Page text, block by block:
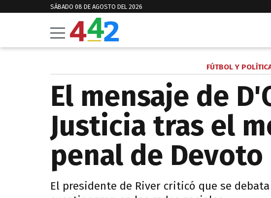
SÁBADO 08 DE AGOSTO DEL 2026
FÚTBOL Y
El mensaje de
Justicia tras el
penal de Devoto
El presidente de River criticó que se